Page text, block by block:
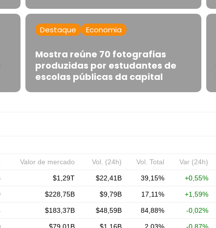
Destaque Economia
Mostra reúne 70 fotografias
produzidas por estudantes de
escolas públicas da capital